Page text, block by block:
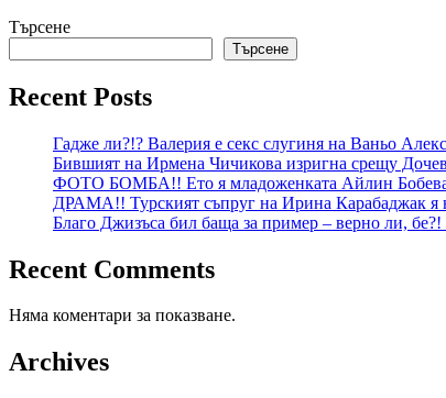
Търсене
Търсене
Recent Posts
Гадже ли?!? Валерия е секс слугиня на Ваньо
Бившият на Ирмена Чичикова изригна срещу
ФОТО БОМБА!! Ето я младоженката Айлин Бобева
ДРАМА!! Турският съпруг на Ирина Карабаджак я
Благо Джизъса бил баща за пример – верно ли,
Recent Comments
Няма коментари за показване.
Archives